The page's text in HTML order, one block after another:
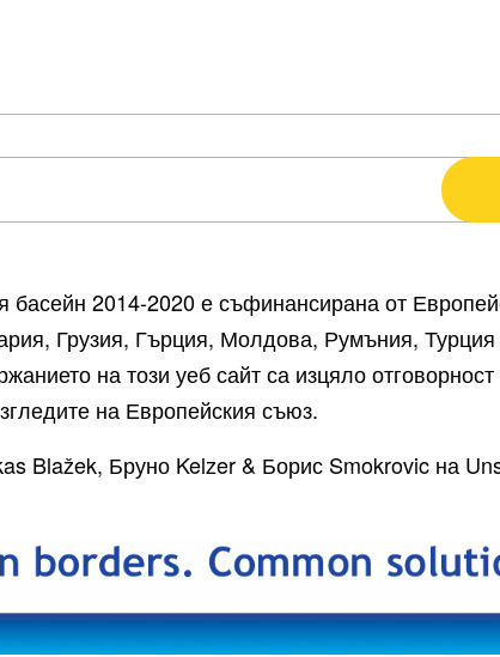
2014-2020 е съфинансирана от
Грузия, Гърция, Молдова, Румъния,
на този уеб сайт са изцяло
на Европейския съюз.
Blažek, Бруно Kelzer & Борис Smokrovic на